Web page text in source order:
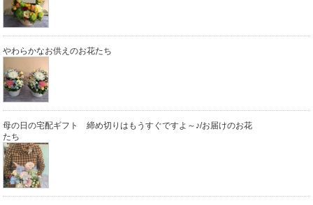
やわらかなお供えのお花たち
母の日の宅配ギフト 締め切りはもうすぐですよ～♪/お届けのお花
たち